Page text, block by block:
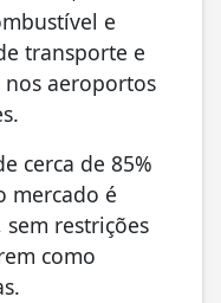
e
transporte e
aeroportos
cerca de 85%
mercado é
restrições
como